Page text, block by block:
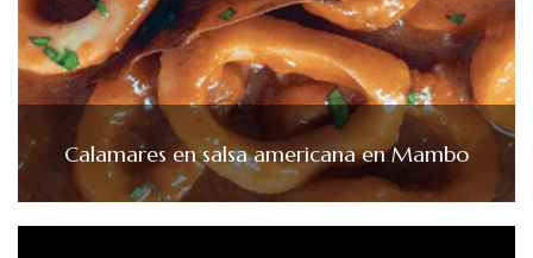
Calamares en salsa americana en Mambo